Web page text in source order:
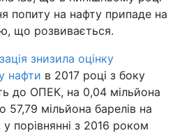
попиту на нафту припаде на
що розвивається.
знизила оцінку
нафти в 2017 році з боку
до ОПЕК, на 0,04 мільйона
57,79 мільйона барелів на
порівнянні з 2016 роком